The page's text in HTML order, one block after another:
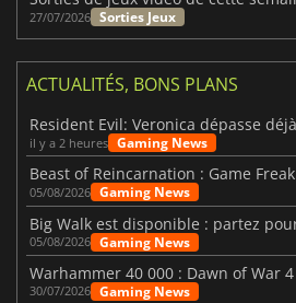
27/07/2026 Sorties Jeux
ACTUALITÉS, BONS PLANS
il y a 2 heures Gaming News
05/08/2026 Gaming News
05/08/2026 Gaming News
30/07/2026 Gaming News